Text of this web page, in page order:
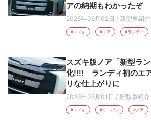
アの納期もわかったぞ
2026年06月02日 / 新型車紹介
#スズキ #ノア #ランディ
スズキ版ノア「新型ラ
化!!!! ランディ初のエ
リな仕上がりに
2026年06月01日 / 新型車紹介
#スズキ #ミニバン #ノア